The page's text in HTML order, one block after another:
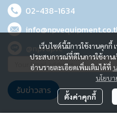
เว็บไซต์นี้มีการใช้งานคุก
ประสบการณ์ที่ดีในการใช้งาน
อ่านรายละเอียดเพิ่มเติมได้ที่
นโยบ
ตั้งค่าคุกกี้
02-438-1634
@npvupvc
รับข่าวสาร